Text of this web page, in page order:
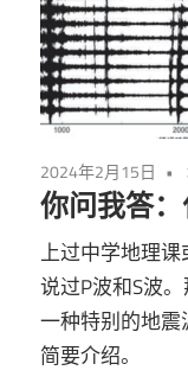
2024年2月15日
你问我答：
上过中学地理
说过P波和S波
一种特别的地
简要介绍。